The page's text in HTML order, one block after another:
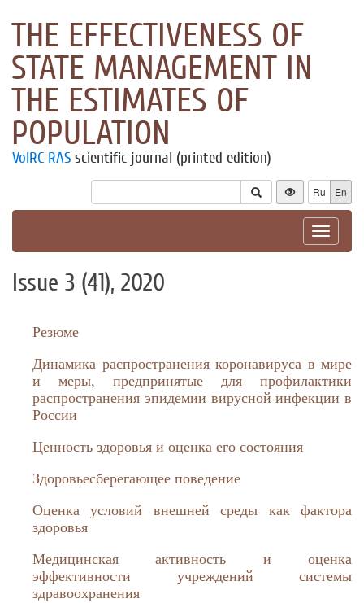
THE EFFECTIVENESS OF
STATE MANAGEMENT IN
THE ESTIMATES OF
POPULATION
VolRC RAS scientific journal (printed edition)
Ru En
Toggle
Issue 3 (41), 2020
Резюме
Динамика распространения коронавируса в мире
и меры, предпринятые для профилактики
распространения эпидемии вирусной инфекции в
России
Ценность здоровья и оценка его состояния
Здоровьесберегающее поведение
Оценка условий внешней среды как фактора
здоровья
Медицинская активность и оценка
эффективности учреждений системы
здравоохранения